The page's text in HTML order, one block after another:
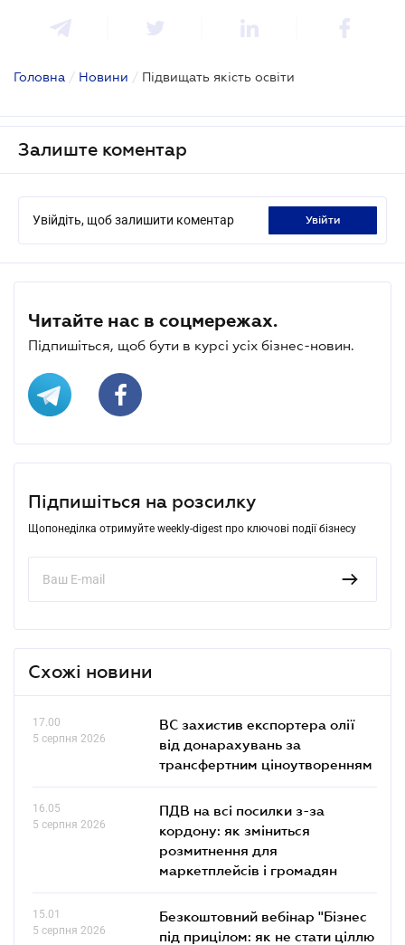
Головна / Новини / Підвищать якість освіти
Залиште коментар
Увійдіть, щоб залишити коментар увійти
Читайте нас в соцмережах.
Підпишіться, щоб бути в курсі усіх бізнес-новин.
Підпишіться на розсилку
Щопонеділка отримуйте weekly-digest про ключові події бізнесу
Схожі новини
17.00
5 серпня 2026
ВС захистив експортера олії
від донарахувань за
трансфертним ціноутворенням
16.05
5 серпня 2026
ПДВ на всі посилки з-за
кордону: як зміниться
розмитнення для
маркетплейсів і громадян
15.01
5 серпня 2026
Безкоштовний вебінар "Бізнес
під прицілом: як не стати ціллю